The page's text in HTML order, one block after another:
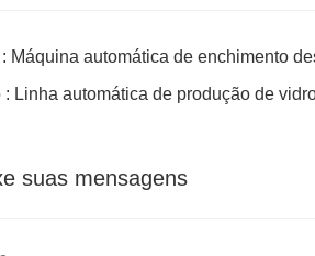
Máquina automática de enchimento
: Linha automática de produção de
suas mensagens